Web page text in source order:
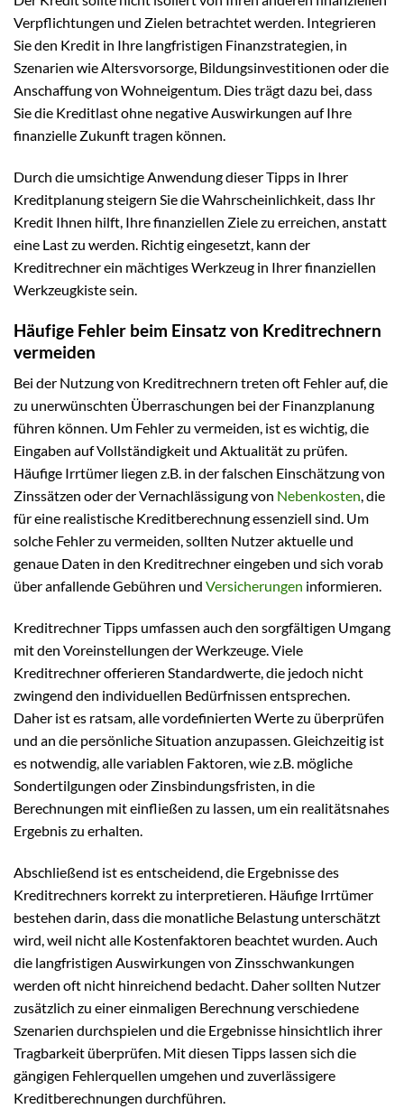
Verpflichtungen und Zielen betrachtet werden. Integrieren
Sie den Kredit in Ihre langfristigen Finanzstrategien, in
Szenarien wie Altersvorsorge, Bildungsinvestitionen oder die
Anschaffung von Wohneigentum. Dies trägt dazu bei, dass
Sie die Kreditlast ohne negative Auswirkungen auf Ihre
finanzielle Zukunft tragen können.
Durch die umsichtige Anwendung dieser Tipps in Ihrer
Kreditplanung steigern Sie die Wahrscheinlichkeit, dass Ihr
Kredit Ihnen hilft, Ihre finanziellen Ziele zu erreichen, anstatt
eine Last zu werden. Richtig eingesetzt, kann der
Kreditrechner ein mächtiges Werkzeug in Ihrer finanziellen
Werkzeugkiste sein.
Häufige Fehler beim Einsatz von Kreditrechnern
vermeiden
Bei der Nutzung von Kreditrechnern treten oft Fehler auf, die
zu unerwünschten Überraschungen bei der Finanzplanung
führen können. Um Fehler zu vermeiden, ist es wichtig, die
Eingaben auf Vollständigkeit und Aktualität zu prüfen.
Häufige Irrtümer liegen z.B. in der falschen Einschätzung von
Zinssätzen oder der Vernachlässigung von Nebenkosten, die
für eine realistische Kreditberechnung essenziell sind. Um
solche Fehler zu vermeiden, sollten Nutzer aktuelle und
genaue Daten in den Kreditrechner eingeben und sich vorab
über anfallende Gebühren und Versicherungen informieren.
Kreditrechner Tipps umfassen auch den sorgfältigen Umgang
mit den Voreinstellungen der Werkzeuge. Viele
Kreditrechner offerieren Standardwerte, die jedoch nicht
zwingend den individuellen Bedürfnissen entsprechen.
Daher ist es ratsam, alle vordefinierten Werte zu überprüfen
und an die persönliche Situation anzupassen. Gleichzeitig ist
es notwendig, alle variablen Faktoren, wie z.B. mögliche
Sondertilgungen oder Zinsbindungsfristen, in die
Berechnungen mit einfließen zu lassen, um ein realitätsnahes
Ergebnis zu erhalten.
Abschließend ist es entscheidend, die Ergebnisse des
Kreditrechners korrekt zu interpretieren. Häufige Irrtümer
bestehen darin, dass die monatliche Belastung unterschätzt
wird, weil nicht alle Kostenfaktoren beachtet wurden. Auch
die langfristigen Auswirkungen von Zinsschwankungen
werden oft nicht hinreichend bedacht. Daher sollten Nutzer
zusätzlich zu einer einmaligen Berechnung verschiedene
Szenarien durchspielen und die Ergebnisse hinsichtlich ihrer
Tragbarkeit überprüfen. Mit diesen Tipps lassen sich die
gängigen Fehlerquellen umgehen und zuverlässigere
Kreditberechnungen durchführen.